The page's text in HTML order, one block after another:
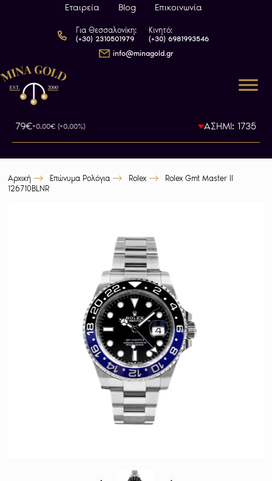
Εταιρεία Blog Επικοινωνία
Για Θεσσαλονίκη:
(+30) 2310501979
Κινητό:
(+30) 6981993546
info@minagold.gr
+0.00€ (+0.00%) ΑΣΗΜΙ: 1735.5€
Αρχική Επώνυμα Ρολόγια Rolex
Rolex Gmt Master II
126710BLNR